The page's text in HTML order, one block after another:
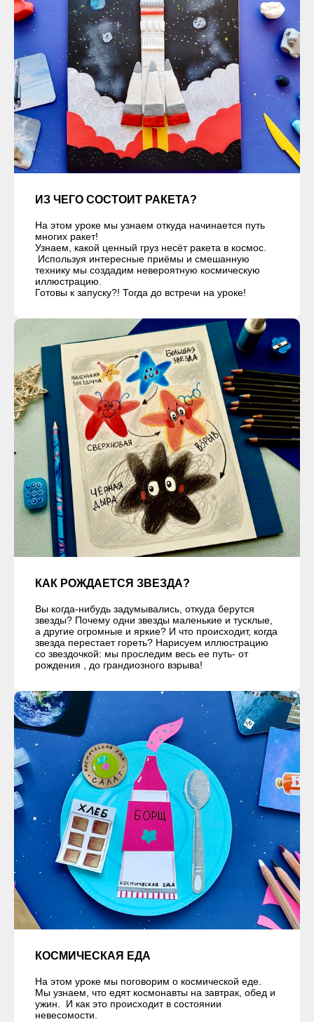
ИЗ ЧЕГО СОСТОИТ РАКЕТА?
На этом уроке мы узнаем откуда начинается путь
многих ракет!
Узнаем, какой ценный груз несёт ракета в космос.
Используя интересные приёмы и смешанную
технику мы создадим невероятную космическую
иллюстрацию.
Готовы к запуску?! Тогда до встречи на уроке!
КАК РОЖДАЕТСЯ ЗВЕЗДА?
Вы когда-нибудь задумывались, откуда берутся
звезды? Почему одни звезды маленькие и тусклые,
а другие огромные и яркие? И что происходит, когда
звезда перестает гореть? Нарисуем иллюстрацию
со звездочкой: мы проследим весь ее путь- от
рождения , до грандиозного взрыва!
КОСМИЧЕСКАЯ ЕДА
На этом уроке мы поговорим о космической еде.
Мы узнаем, что едят космонавты на завтрак, обед и
ужин. И как это происходит в состоянии
невесомости.